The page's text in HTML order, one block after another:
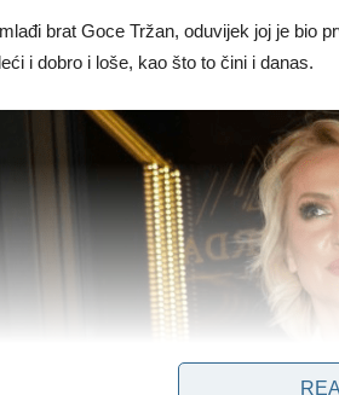
brat Goce Tržan, oduvijek joj je bio
i dobro i loše, kao što to čini i danas.